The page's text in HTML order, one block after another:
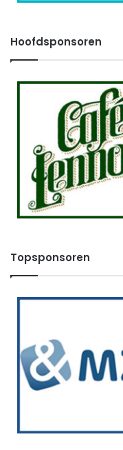
Hoofdsponsoren
Topsponsoren